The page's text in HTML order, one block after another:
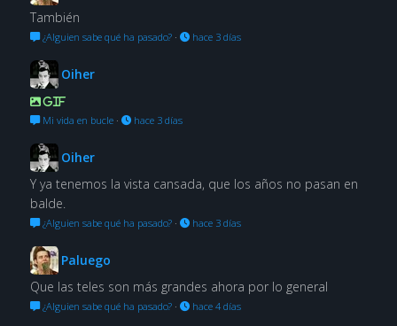
También
¿Alguien sabe qué ha pasado?· hace 3 días
Oiher
GIF
Mi vida en bucle· hace 3 días
Oiher
Y ya tenemos la vista cansada, que los años no pasan en
balde.
¿Alguien sabe qué ha pasado?· hace 3 días
Paluego
Que las teles son más grandes ahora por lo general
¿Alguien sabe qué ha pasado?· hace 4 días